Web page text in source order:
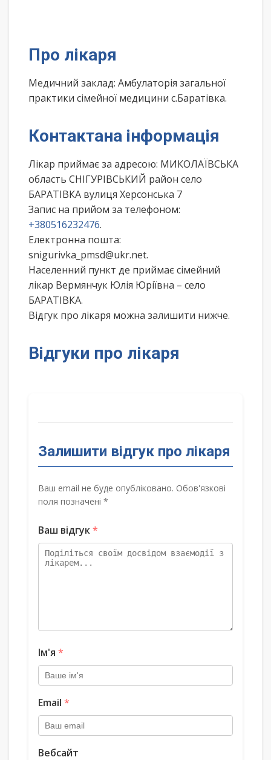
Про лікаря
Медичний заклад: Амбулаторія загальної
практики сімейної медицини с.Баратівка.
Контактана інформація
Лікар приймає за адресою: МИКОЛАЇВСЬКА
область СНІГУРІВСЬКИЙ район село
БАРАТІВКА вулиця Херсонська 7
Запис на прийом за телефоном:
+380516232476.
Електронна пошта:
snigurivka_pmsd@ukr.net.
Населенний пункт де приймає сімейний
лікар Вермянчук Юлія Юріївна – село
БАРАТІВКА.
Відгук про лікаря можна залишити нижче.
Відгуки про лікаря
Залишити відгук про лікаря
Ваш email не буде опубліковано. Обов'язкові
поля позначені *
Ваш відгук*
Ім'я *
Email *
Вебсайт